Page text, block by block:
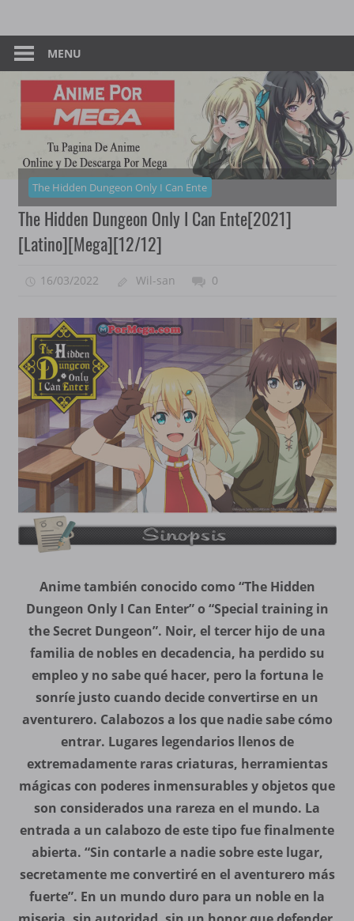
content
Anime
–
Por
Mega
Pagina
De
Descarga
Mega
MENU
The Hidden Dungeon Only I Can Ente
The Hidden Dungeon Only I Can Ente[2021]
[Latino][Mega][12/12]
16/03/2022 Wil-san 0
Anime también conocido como “The Hidden
Dungeon Only I Can Enter” o “Special training in
the Secret Dungeon”. Noir, el tercer hijo de una
familia de nobles en decadencia, ha perdido su
empleo y no sabe qué hacer, pero la fortuna le
sonríe justo cuando decide convertirse en un
aventurero. Calabozos a los que nadie sabe cómo
entrar. Lugares legendarios llenos de
extremadamente raras criaturas, herramientas
mágicas con poderes inmensurables y objetos que
son considerados una rareza en el mundo. La
entrada a un calabozo de este tipo fue finalmente
abierta. “Sin contarle a nadie sobre este lugar,
secretamente me convertiré en el aventurero más
fuerte”. En un mundo duro para un noble en la